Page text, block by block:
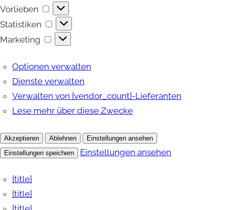
Vorlieben
Vorlieben
Statistiken
Statistiken
Marketing
Marketing
Optionen verwalten
Dienste verwalten
Verwalten von {vendor_count}-Lieferanten
Lese mehr über diese Zwecke
Akzeptieren Ablehnen
Einstellungen ansehen
Einstellungen speichern
Einstellungen ansehen
{title}
{title}